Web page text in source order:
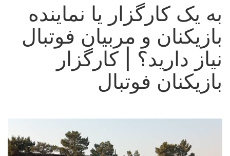
به یک کارگزار یا نماینده
بازیکنان و مربیان فوتبال
نیاز دارید؟ | کارگزار
بازیکنان فوتبال